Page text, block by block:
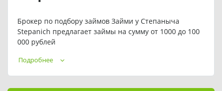
Брокер по подбору займов Займи у Степаныча
Stepanich предлагает займы на сумму от 1000 до 100
000 рублей
Телефон:8-800-600-31-50
Обращаем ваше внимание, что подбор займа
Подробнее